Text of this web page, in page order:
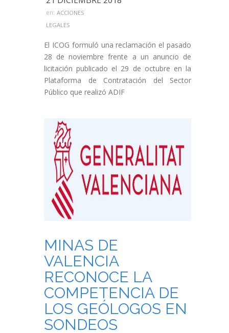
en: ACCIONES
LEGALES
El ICOG formuló una reclamación el pasado
28 de noviembre frente a un anuncio de
licitación publicado el 29 de octubre en la
Plataforma de Contratación del Sector
Público que realizó ADIF
MINAS DE
VALENCIA
RECONOCE LA
COMPETENCIA DE
LOS GEÓLOGOS EN
SONDEOS